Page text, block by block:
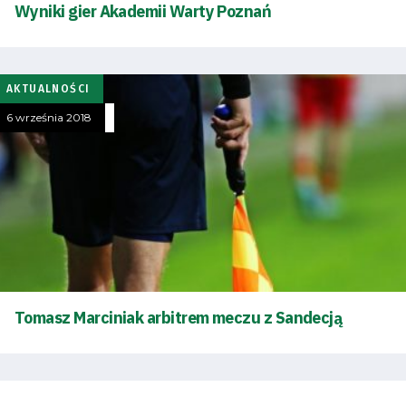
Bilety
Kontakt
Pierwszy
zespół
Amp
Futbol
Wyniki gier Akademii Warty Poznań
AKTUALNOŚCI
6 września 2018
Tomasz Marciniak arbitrem meczu z Sandecją